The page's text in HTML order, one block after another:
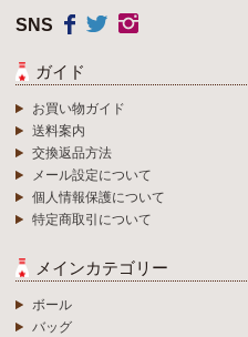
SNS
ガイド
お買い物ガイド
送料案内
交換返品方法
メール設定について
個人情報保護について
特定商取引について
メインカテゴリー
ボール
バッグ